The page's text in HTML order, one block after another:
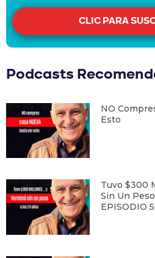
CLIC PARA
Podcasts
NO
Esto
Tuvo $300
Sin Un
EPISODIO